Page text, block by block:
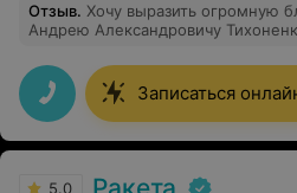
Отзыв. Хочу выразить огромную
Андрею Александровичу
больницам и поликлиникам.
только поставил верный диагноз
сделать не смог), но и составил
Впереди еще долгий путь, но
Андрей Александрович, низкий
Записаться
5.0